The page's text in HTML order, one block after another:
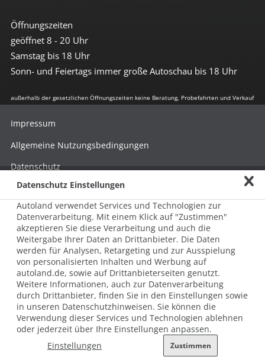
Öffnungszeiten
geöffnet 8 - 20 Uhr
Samstag bis 18 Uhr
Sonn- und Feiertags immer große Autoschau bis 18 Uhr
außerhalb der gesetzlichen Öffnungszeiten keine Beratung, Probefahrten und Verkauf
© 2026 AUTOLAND 24 SE & Co. Betriebs KG
Werner-von-Siemens-Str. 2, 06796 Brehna, Deutschland
Impressum
Allgemeine Nutzungsbedingungen
Datenschutz
Hinweisgebersystem nach HinSchG
Beschwerde nach LkSG
Grundsatzerklärung zum LkSG
Datenschutz Einstellungen
Autoland verwendet Services und Technologien zur
Datenverarbeitung. Mit einem Klick auf "Zustimmen"
akzeptieren Sie diese Verarbeitung und auch die
Weitergabe Ihrer Daten an Drittanbieter. Die Daten
werden für Analysen, Retargeting und zur Ausspielung
von personalisierten Inhalten und Werbung auf
autoland.de, sowie auf Drittanbieterseiten genutzt.
Weitere Informationen, auch zur Datenverarbeitung
durch Drittanbieter, finden Sie in den Einstellungen sowie
in unseren Datenschutzhinweisen. Sie können die
Verwendung dieser Services und Technologien ablehnen
oder jederzeit über Ihre Einstellungen anpassen.
Einstellungen
Zustimmen